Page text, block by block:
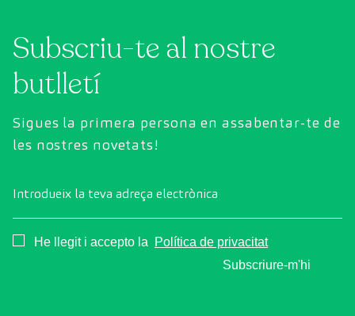
Subscriu-te al nostre
butlletí
Sigues la primera persona en assabentar-te de
les nostres novetats!
Introdueix la teva adreça electrònica
Consentimiento
He llegit i accepto la
Política de privacitat
Subscriure-m'hi